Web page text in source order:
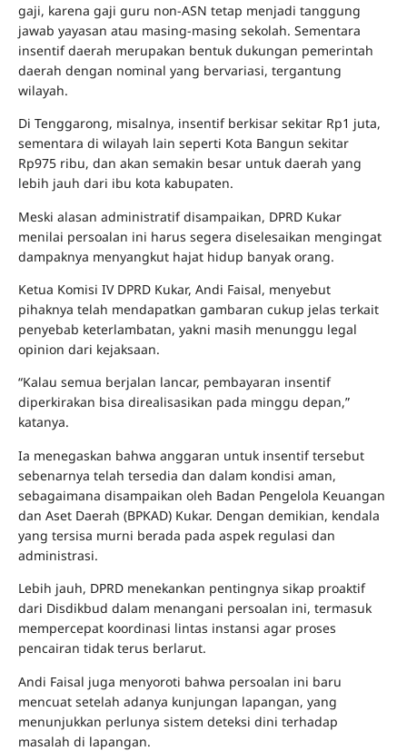
gaji, karena gaji guru non-ASN tetap menjadi tanggung
jawab yayasan atau masing-masing sekolah. Sementara
insentif daerah merupakan bentuk dukungan pemerintah
daerah dengan nominal yang bervariasi, tergantung
wilayah.
Di Tenggarong, misalnya, insentif berkisar sekitar Rp1 juta,
sementara di wilayah lain seperti Kota Bangun sekitar
Rp975 ribu, dan akan semakin besar untuk daerah yang
lebih jauh dari ibu kota kabupaten.
Meski alasan administratif disampaikan, DPRD Kukar
menilai persoalan ini harus segera diselesaikan mengingat
dampaknya menyangkut hajat hidup banyak orang.
Ketua Komisi IV DPRD Kukar, Andi Faisal, menyebut
pihaknya telah mendapatkan gambaran cukup jelas terkait
penyebab keterlambatan, yakni masih menunggu legal
opinion dari kejaksaan.
“Kalau semua berjalan lancar, pembayaran insentif
diperkirakan bisa direalisasikan pada minggu depan,”
katanya.
Ia menegaskan bahwa anggaran untuk insentif tersebut
sebenarnya telah tersedia dan dalam kondisi aman,
sebagaimana disampaikan oleh Badan Pengelola Keuangan
dan Aset Daerah (BPKAD) Kukar. Dengan demikian, kendala
yang tersisa murni berada pada aspek regulasi dan
administrasi.
Lebih jauh, DPRD menekankan pentingnya sikap proaktif
dari Disdikbud dalam menangani persoalan ini, termasuk
mempercepat koordinasi lintas instansi agar proses
pencairan tidak terus berlarut.
Andi Faisal juga menyoroti bahwa persoalan ini baru
mencuat setelah adanya kunjungan lapangan, yang
menunjukkan perlunya sistem deteksi dini terhadap
masalah di lapangan.